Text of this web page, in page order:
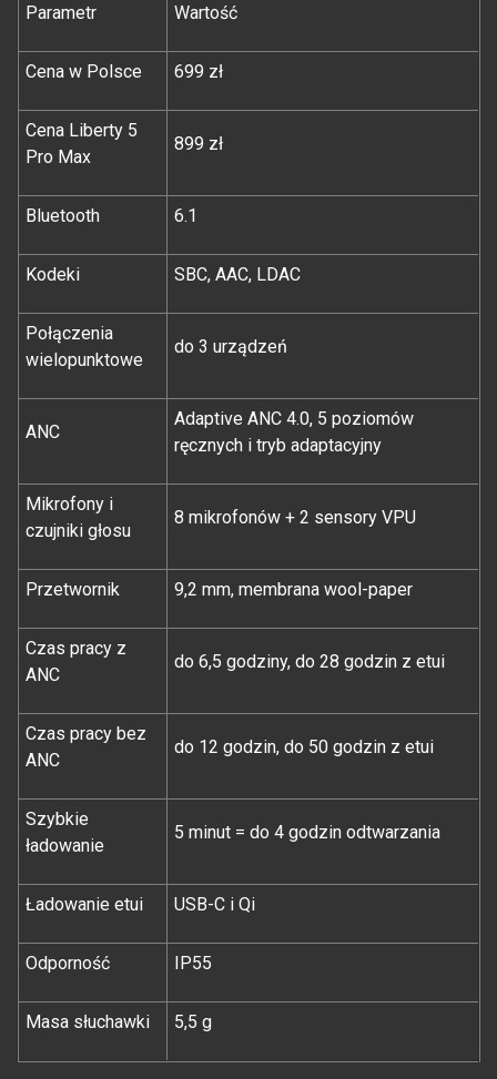
Parametr Wartość
Cena w Polsce 699 zł
Cena Liberty 5
Pro Max
899 zł
Bluetooth 6.1
Kodeki SBC, AAC, LDAC
Połączenia
wielopunktowe
do 3 urządzeń
ANC
Adaptive ANC 4.0, 5 poziomów
ręcznych i tryb adaptacyjny
Mikrofony i
czujniki głosu
8 mikrofonów + 2 sensory VPU
Przetwornik 9,2 mm, membrana wool-paper
Czas pracy z
ANC
do 6,5 godziny, do 28 godzin z etui
Czas pracy bez
ANC
do 12 godzin, do 50 godzin z etui
Szybkie
ładowanie
5 minut = do 4 godzin odtwarzania
Ładowanie etui USB-C i Qi
Odporność IP55
Masa słuchawki 5,5 g